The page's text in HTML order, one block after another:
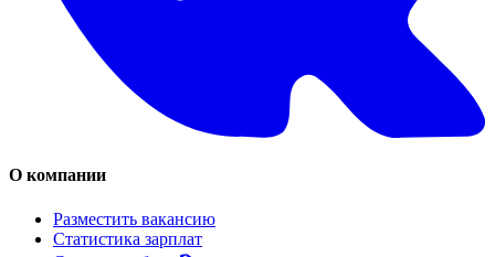
О компании
Разместить вакансию
Статистика зарплат